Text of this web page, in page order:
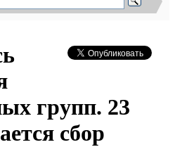
групп. 23
сбор